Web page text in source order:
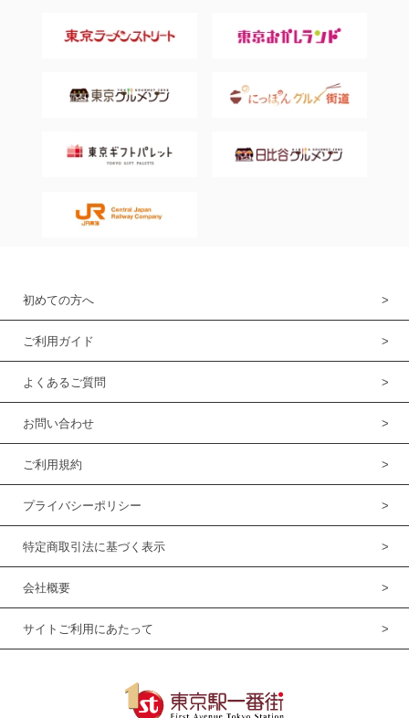
初めての方へ
ご利用ガイド
よくあるご質問
お問い合わせ
ご利用規約
プライバシーポリシー
特定商取引法に基づく表示
会社概要
サイトご利用にあたって